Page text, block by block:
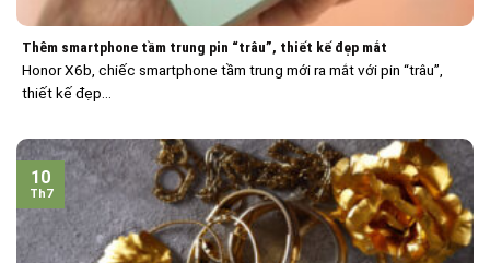
Thêm smartphone tầm trung pin “trâu”, thiết kế đẹp mắt
Honor X6b, chiếc smartphone tầm trung mới ra mắt với pin “trâu”,
thiết kế đẹp...
10
Th7